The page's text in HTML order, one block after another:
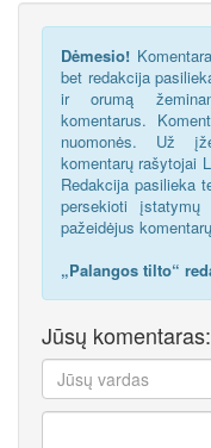
Dėmesio!
bet redakcija
ir orumą
komentarus.
nuomonės. Už
komentarų rašytojai
Redakcija pasilieka
persekioti
pažeidėjus
„Palangos tilto“
Jūsų komentaras: